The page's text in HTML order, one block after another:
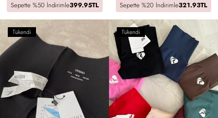
Sepette %50 İndirimle399.95TL Sepette %20 İndirimle321.93TL
Tükendi Tükendi